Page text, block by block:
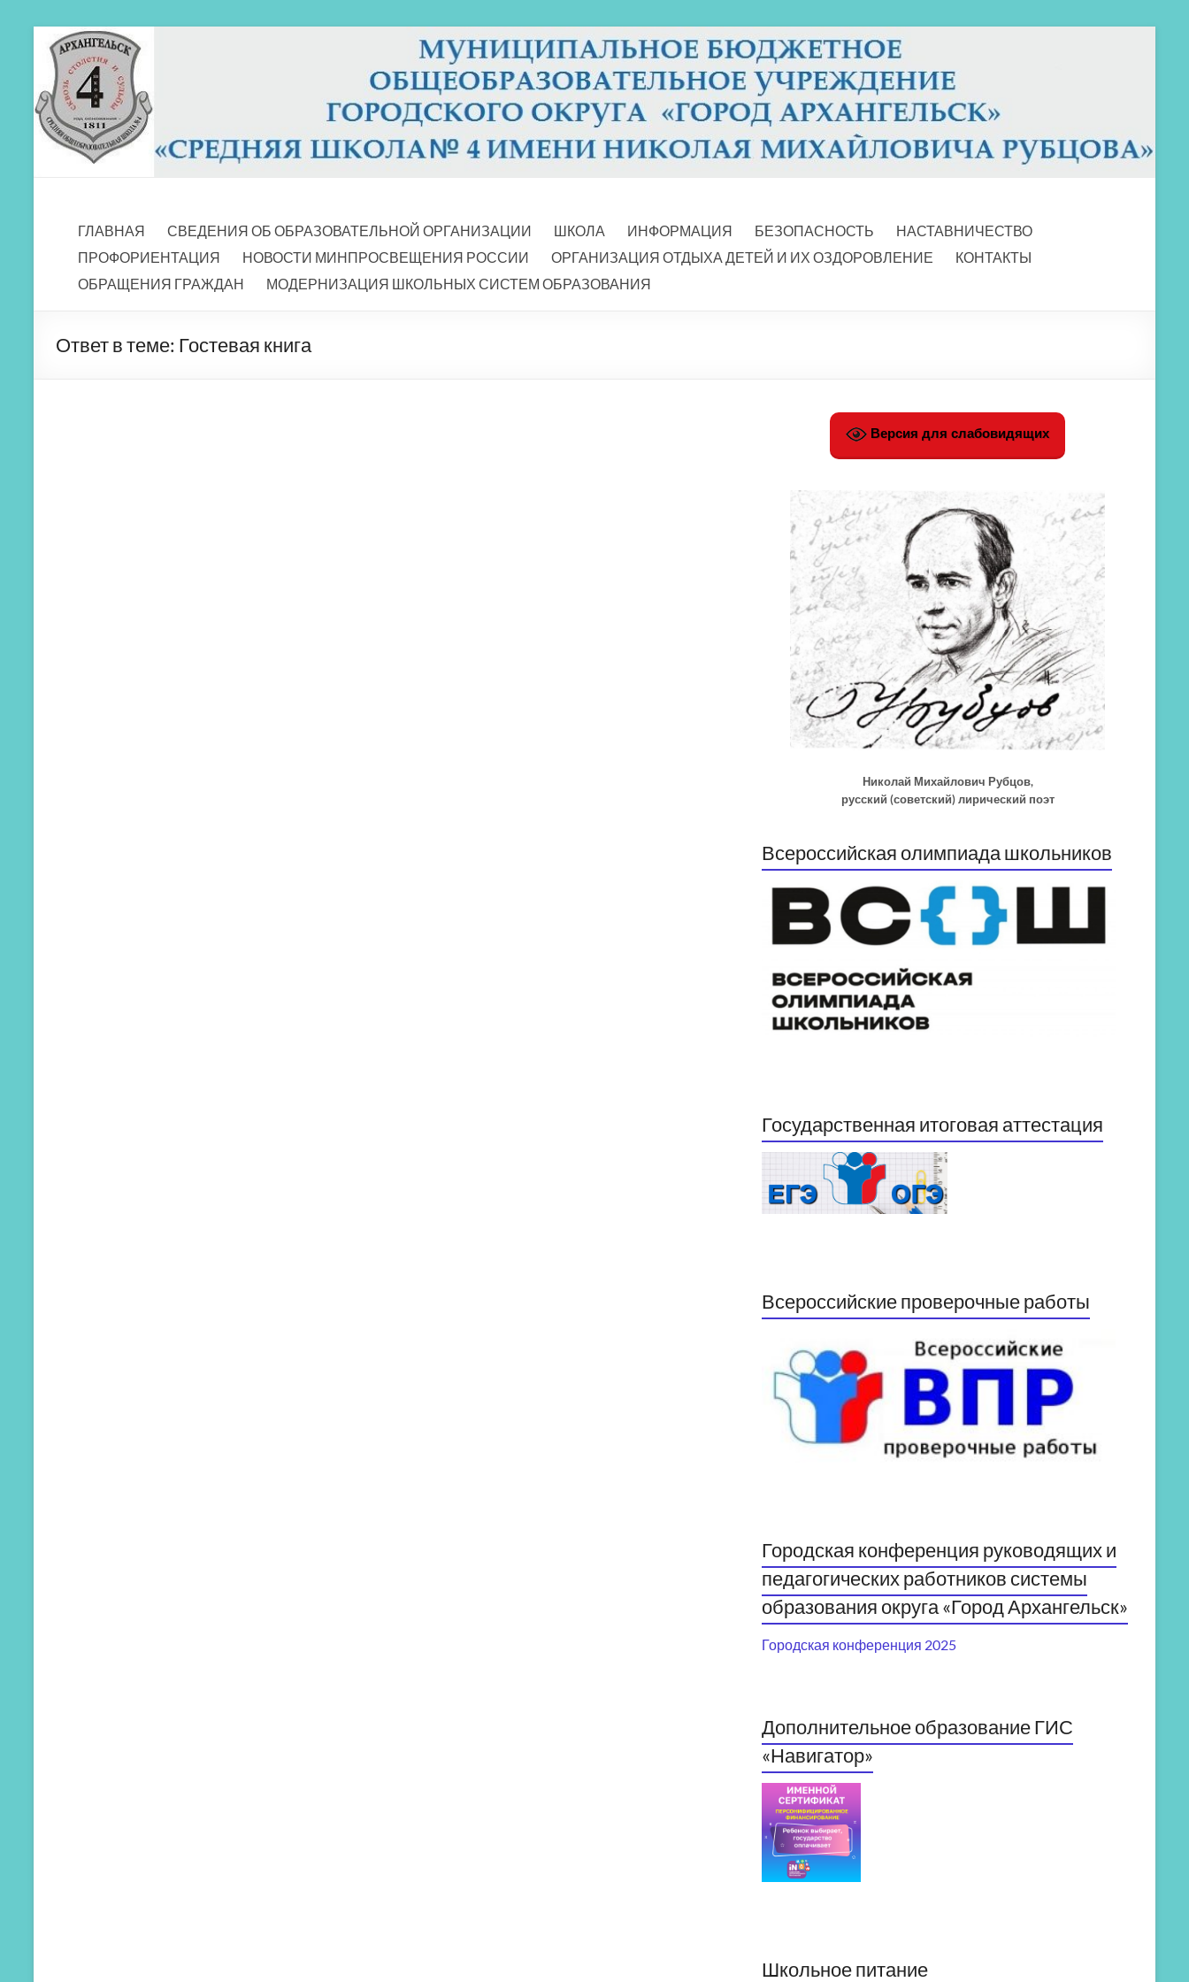
Перейти
содержимому
МБОУ СШ 4
ГЛАВНАЯ
СВЕДЕНИЯ ОБ ОБРАЗОВАТЕЛЬНОЙ ОРГАНИЗАЦИИ ШКОЛА ИНФОРМАЦИЯ БЕЗОПАСНОСТЬ
НАСТАВНИЧЕСТВО
ПРОФОРИЕНТАЦИЯ
НОВОСТИ МИНПРОСВЕЩЕНИЯ РОССИИ ОРГАНИЗАЦИЯ ОТДЫХА ДЕТЕЙ И ИХ ОЗДОРОВЛЕНИЕ
КОНТАКТЫ
ОБРАЩЕНИЯ ГРАЖДАН
МОДЕРНИЗАЦИЯ ШКОЛЬНЫХ СИСТЕМ ОБРАЗОВАНИЯ
Ответ в теме: Гостевая книга
Версия для слабовидящих
Николай Михайлович Рубцов,
русский (советский) лирический поэт
Всероссийская олимпиада школьников
Государственная итоговая аттестация
Всероссийские проверочные работы
Городская конференция руководящих и
педагогических работников системы
образования округа «Город Архангельск»
Городская конференция 2025
Дополнительное образование ГИС
«Навигатор»
Школьное питание